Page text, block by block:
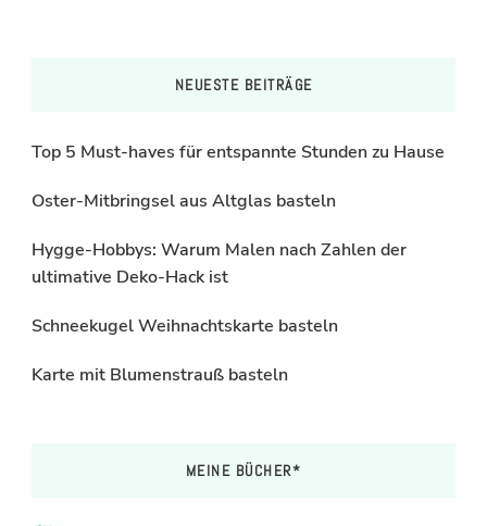
NEUESTE BEITRÄGE
Top 5 Must-haves für entspannte Stunden zu Hause
Oster-Mitbringsel aus Altglas basteln
Hygge-Hobbys: Warum Malen nach Zahlen der
ultimative Deko-Hack ist
Schneekugel Weihnachtskarte basteln
Karte mit Blumenstrauß basteln
MEINE BÜCHER*